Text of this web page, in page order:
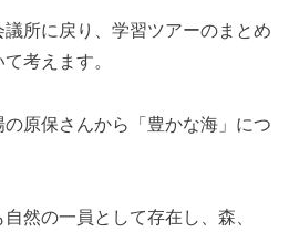
所に戻り、学習ツアーのまとめ
考えます。
原保さんから「豊かな海」につ
然の一員として存在し、森、